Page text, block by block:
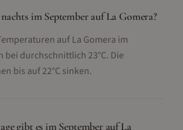
im September auf La Gomera?
auf La Gomera im
bei durchschnittlich 23°C. Die
bis auf 22°C sinken.
gibt es im September auf La